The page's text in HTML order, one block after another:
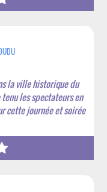
la ville historique du
les spectateurs en
cette journée et soirée